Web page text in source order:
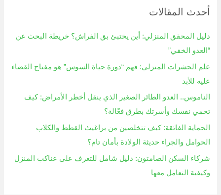
ثأحدث المقالات
دليل المحقق المنزلي: أين يختبئ بق الفراش؟ خريطة البحث عن
“العدو الخفي”
علم الحشرات المنزلي: فهم “دورة حياة السوس” هو مفتاح القضاء
عليه للأبد
الناموس.. العدو الطائر الصغير الذي ينقل أخطر الأمراض: كيف
تحمي نفسك وأسرتك بطرق فعّالة؟
الحماية الفائقة: كيف تتخلصين من براغيث القطط والكلاب
الحوامل والجراء حديثة الولادة بأمان تام؟
شركاء السكن الصامتون: دليل شامل للتعرف على عناكب المنزل
وكيفية التعامل معها